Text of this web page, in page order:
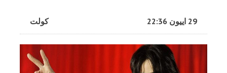
کولت 29 اییون 22:36